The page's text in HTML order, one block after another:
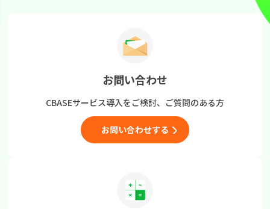
お問い合わせ
CBASEサービス導入をご検討、 ご質問のある方
お問い合わせする